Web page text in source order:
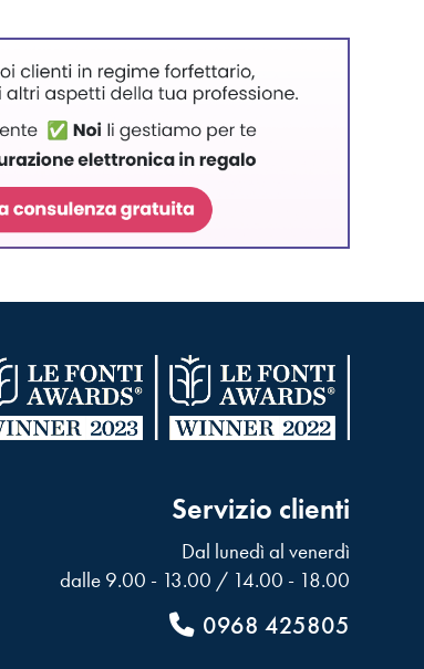
Servizio clienti
Dal lunedì al venerdì
dalle 9.00 - 13.00 / 14.00 - 18.00
0968 425805